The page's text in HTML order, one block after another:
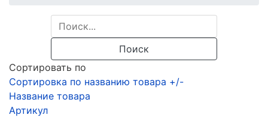
Поиск
Сортировать по
Сортировка по названию товара +/-
Название товара
Артикул